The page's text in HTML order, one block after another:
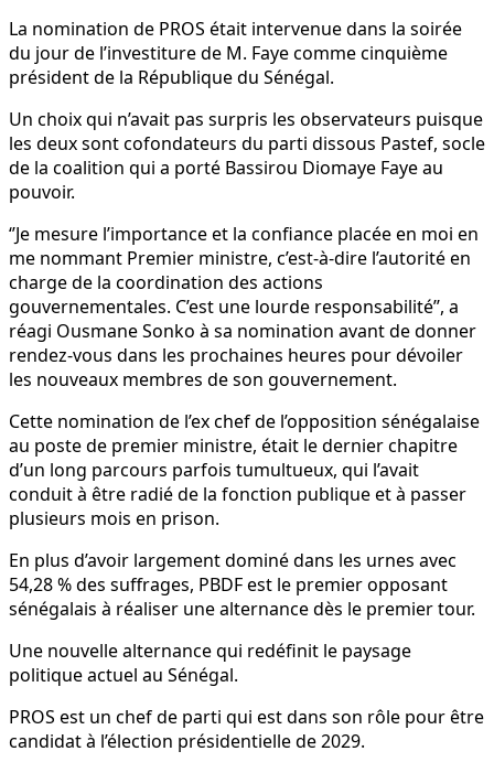
La nomination de PROS était intervenue dans la soirée
du jour de l’investiture de M. Faye comme cinquième
président de la République du Sénégal.
Un choix qui n’avait pas surpris les observateurs puisque
les deux sont cofondateurs du parti dissous Pastef, socle
de la coalition qui a porté Bassirou Diomaye Faye au
pouvoir.
‘’Je mesure l’importance et la confiance placée en moi en
me nommant Premier ministre, c’est-à-dire l’autorité en
charge de la coordination des actions
gouvernementales. C’est une lourde responsabilité’’, a
réagi Ousmane Sonko à sa nomination avant de donner
rendez-vous dans les prochaines heures pour dévoiler
les nouveaux membres de son gouvernement.
Cette nomination de l’ex chef de l’opposition sénégalaise
au poste de premier ministre, était le dernier chapitre
d’un long parcours parfois tumultueux, qui l’avait
conduit à être radié de la fonction publique et à passer
plusieurs mois en prison.
En plus d’avoir largement dominé dans les urnes avec
54,28 % des suffrages, PBDF est le premier opposant
sénégalais à réaliser une alternance dès le premier tour.
Une nouvelle alternance qui redéfinit le paysage
politique actuel au Sénégal.
PROS est un chef de parti qui est dans son rôle pour être
candidat à l’élection présidentielle de 2029.